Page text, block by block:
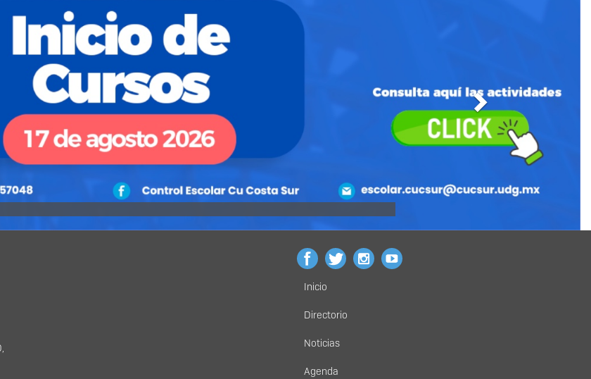
Siguiente